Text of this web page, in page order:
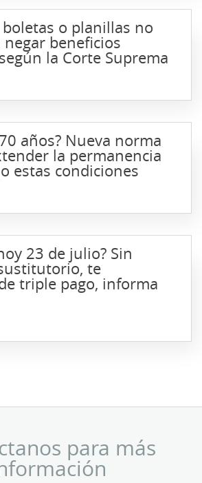
boletas o planillas no
negar beneficios
la Corte Suprema
años? Nueva norma
la permanencia
estas condiciones
23 de julio? Sin
te
triple pago, informa
para más